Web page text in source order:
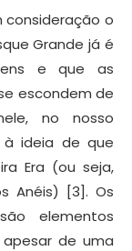
consideração o
Grande já é
e que as
escondem de
no nosso
à ideia de que
Era (ou seja,
Anéis) [3]. Os
elementos
de uma